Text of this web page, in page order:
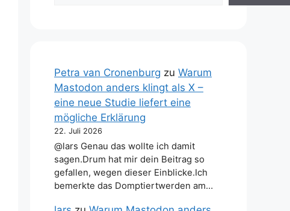
Petra van Cronenburg zu Warum
Mastodon anders klingt als X –
eine neue Studie liefert eine
mögliche Erklärung
22. Juli 2026
@lars Genau das wollte ich damit
sagen.Drum hat mir dein Beitrag so
gefallen, wegen dieser Einblicke.Ich
bemerkte das Domptiertwerden am…